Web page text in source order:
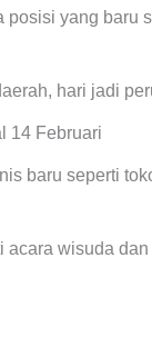
yang baru
hari jadi
14 Februari
baru seperti
wisuda